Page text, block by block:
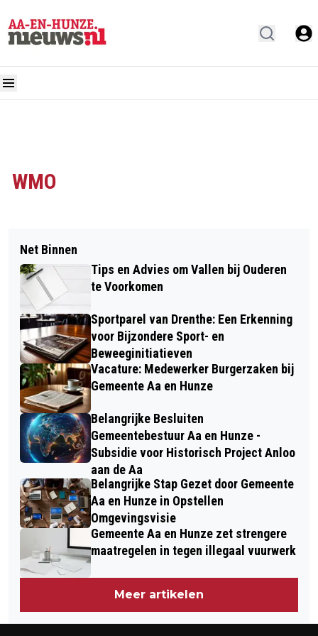
WMO
Net Binnen
Tips en Advies om Vallen bij Ouderen
te Voorkomen
Sportparel van Drenthe: Een Erkenning
voor Bijzondere Sport- en
Beweeginitiatieven
Vacature: Medewerker Burgerzaken bij
Gemeente Aa en Hunze
Belangrijke Besluiten
Gemeentebestuur Aa en Hunze -
Subsidie voor Historisch Project Anloo
aan de Aa
Belangrijke Stap Gezet door Gemeente
Aa en Hunze in Opstellen
Omgevingsvisie
Gemeente Aa en Hunze zet strengere
maatregelen in tegen illegaal vuurwerk
Meer artikelen